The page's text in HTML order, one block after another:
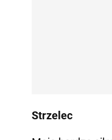
Strzelec